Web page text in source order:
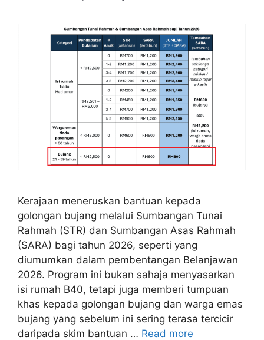
Kerajaan meneruskan bantuan kepada
golongan bujang melalui Sumbangan Tunai
Rahmah (STR) dan Sumbangan Asas Rahmah
(SARA) bagi tahun 2026, seperti yang
diumumkan dalam pembentangan Belanjawan
2026. Program ini bukan sahaja menyasarkan
isi rumah B40, tetapi juga memberi tumpuan
khas kepada golongan bujang dan warga emas
bujang yang sebelum ini sering terasa tercicir
daripada skim bantuan … Read more